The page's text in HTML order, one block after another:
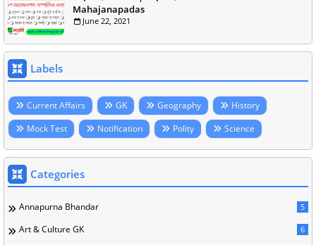
Mahajanapadas
June 22, 2021
Labels
Current Affairs GK Geography
History
Mock Test
Notification Polity Science
Categories
Annapurna Bhandar 5
Art & Culture GK 6